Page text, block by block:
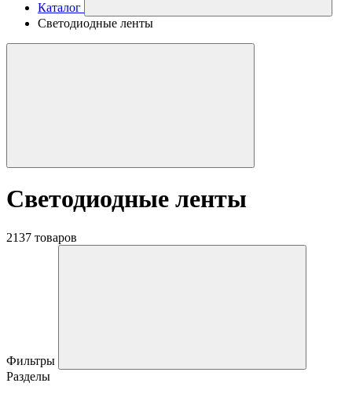
Каталог
Светодиодные ленты
Светодиодные ленты
2137 товаров
Фильтры
Разделы